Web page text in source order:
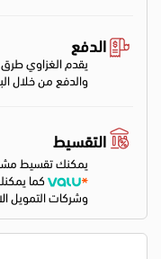
الدفع
يقدم الغزاوي
والدفع من خلال
التقسيط
يمكنك تقسيط
كما
وشركات التمويل